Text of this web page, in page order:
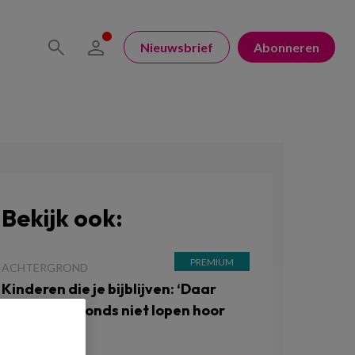
Nieuwsbrief Abonneren
Bekijk ook:
ACHTERGROND
Kinderen die je bijblijven: ‘Daar
moet je ’s avonds niet lopen hoor